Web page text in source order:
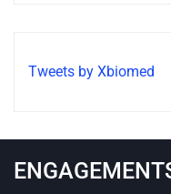
Tweets by Xbiomed